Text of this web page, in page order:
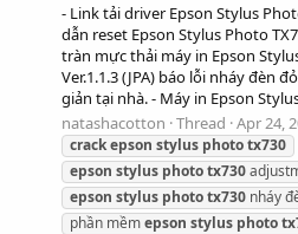
- Link tải driver Epson Stylus
dẫn reset Epson Stylus Photo
tràn mực thải máy in Epson
Ver.1.1.3 (JPA) báo lỗi nháy đèn
giản tại nhà. - Máy in Epson
natashacotton Thread Apr 24,
crackepson stylus phototx730
epson stylus phototx730
epson stylus phototx730 nháy
phần mềmepson stylus photo